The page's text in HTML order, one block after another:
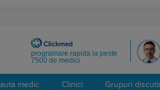
programare rapida la peste
7500 de medici
medic Clinici Grupuri discutii